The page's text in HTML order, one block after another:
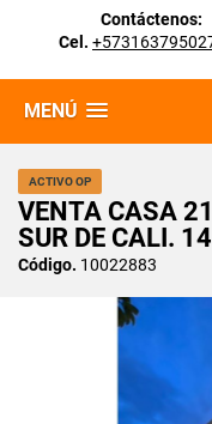
Contáctenos:
Cel.
MENÚ
ACTIVO OP
VENTA CASA
SUR DE CALI.
Código. 10022883